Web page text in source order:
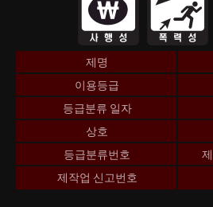
제명
이용등급
등급분류 일자
상호
등급분류번호
제작업 신고번호